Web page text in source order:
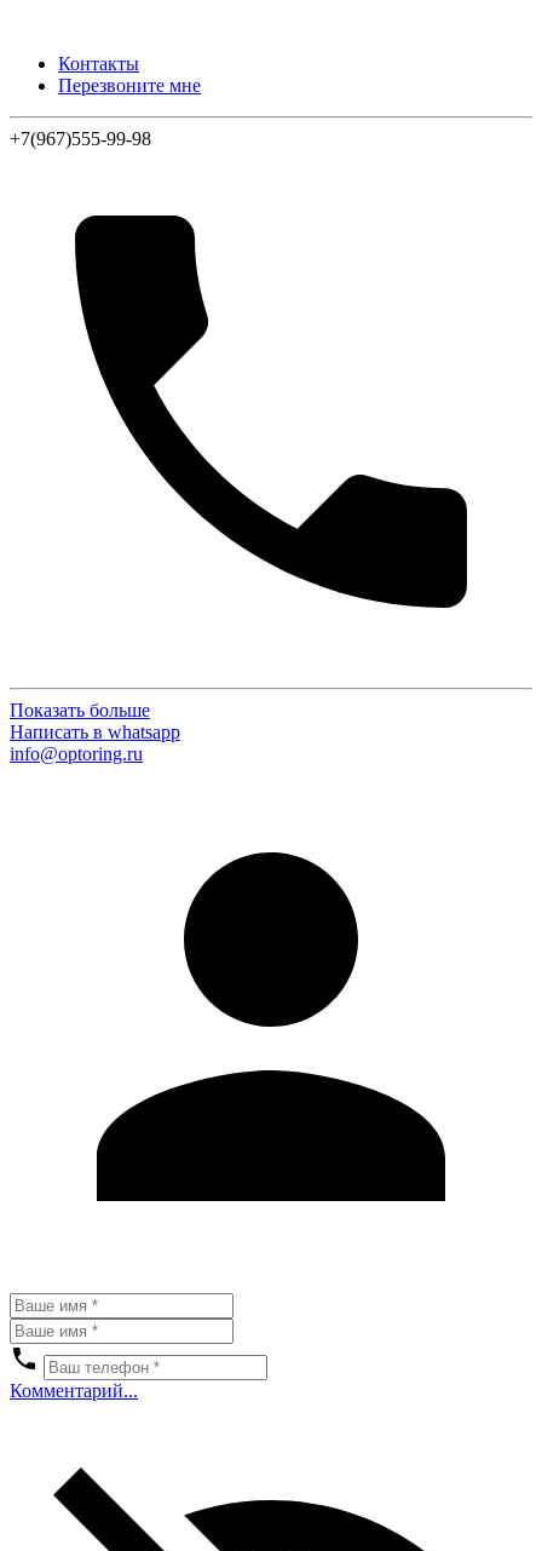
Контакты
Перезвоните мне
+7(967)555-99-98
Показать больше
Написать в whatsapp
info@optoring.ru
Комментарий...